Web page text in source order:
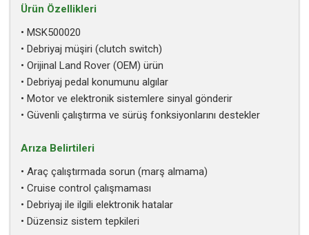
Ürün Özellikleri
• MSK500020
• Debriyaj müşiri (clutch switch)
• Orijinal Land Rover (OEM) ürün
• Debriyaj pedal konumunu algılar
• Motor ve elektronik sistemlere sinyal gönderir
• Güvenli çalıştırma ve sürüş fonksiyonlarını destekler
Arıza Belirtileri
• Araç çalıştırmada sorun (marş almama)
• Cruise control çalışmaması
• Debriyaj ile ilgili elektronik hatalar
• Düzensiz sistem tepkileri